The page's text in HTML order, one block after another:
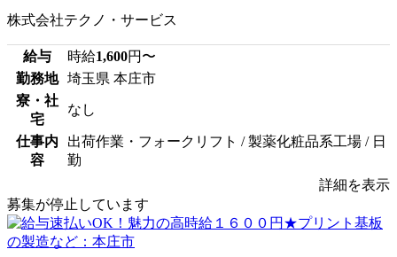
株式会社テクノ・サービス
給与 時給1,600円〜
勤務地
埼玉県 本庄市
寮・社
宅
なし
仕事内
容
出荷作業・フォークリフト / 製薬化粧品系工場 / 日
勤
詳細を表示
募集が停止しています